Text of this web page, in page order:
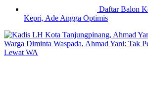
Daftar Balon
Kepri, Ade Angga Optimis
Warga Diminta Waspada, Ahmad Yani: Tak
Lewat WA